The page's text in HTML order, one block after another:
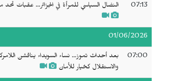
07:13 النضال السياسي للمرأة في الجزائر... عقبات تحد
01/06/2026
07:00
بعد أحداث تموز... نساء السويداء يناقشن
والاستقلال كخيار للأمان